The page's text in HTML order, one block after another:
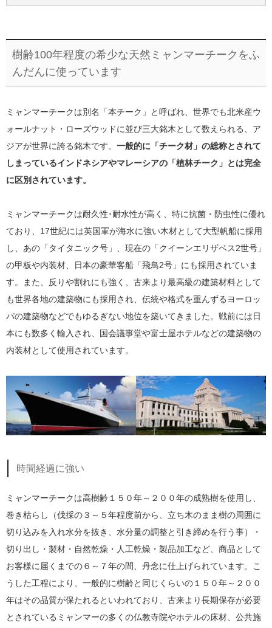
樹齢100年程度の希少な天然ミャンマーチークをふ
んだんに使っています
ミャンマーチークは別名「本チーク」と呼ばれ、世界でも北米産ウ
ォールナット・ローズウッドに並び三大銘木として数えられる、ア
ジアが世界に誇る銘木です。 一般的に「チーク材」の総称とされて
しまっているインドネシアやマレーシアの「植林チーク」とは完全
に区別されています。
ミャンマーチークは耐久性･耐水性が高く、特に抗菌・防虫性に優れ
ており、17世紀には英国軍が海水に強い木材として大型帆船に採用
し、あの「タイタニック号」、現在の「クイーンエリザベス2世号」
の甲板や内装材、日本の豪華客船「飛鳥2号」にも採用されていま
す。また、反りや割れにも強く、古来より最高級の建築材料として
も世界各地の建築物にも採用され、伝統や格式を重んずるヨーロッ
パの建築物などでもゆるぎない地位を築いてきました。戦前には日
本にも数多く輸入され、国会議事堂や富士屋ホテルなどの建築物の
内装材として使用されています。
時間経過に強い
ミャンマーチークは高樹齢１５０年～２００年の成熟樹を使用し、
巻き枯らし（伐採の３～５年程度前から、立ち木のまま樹の周囲に
切り込みを入れ水分を抜き、水分量の調整と引き締めを行う事）・
切り出し・製材・自然乾燥・人工乾燥・製品加工など、商品として
お客様に届くまでの６～７年の間、丹念に仕上げられています。こ
うした工程により、一般的に樹齢と同じくらいの１５０年～２００
年はその品質が保たれるといわれており、古来より長期保存が必要
とされているミャンマーの多くの仏教寺院やホテルの床材、公共施